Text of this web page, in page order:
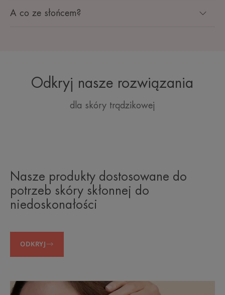
A co ze słońcem?
Odkryj nasze rozwiązania
dla skóry trądzikowej
Nasze produkty dostosowane do
potrzeb skóry skłonnej do
niedoskonałości
ODKRYJ